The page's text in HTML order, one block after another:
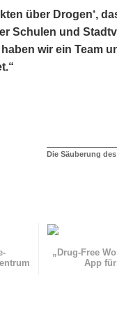
über Drogen‘,
Schulen und
wir ein Team
Die Säuberung
„Drug-Free
App